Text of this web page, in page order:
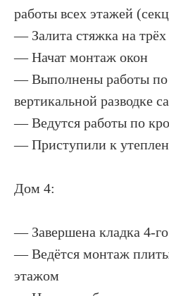
работы всех этажей
— Залита стяжка на трёх
— Начат монтаж окон
— Выполнены работы по
вертикальной разводке
— Ведутся работы по
— Приступили к
Дом 4:
— Завершена кладка 4-
— Ведётся монтаж
этажом